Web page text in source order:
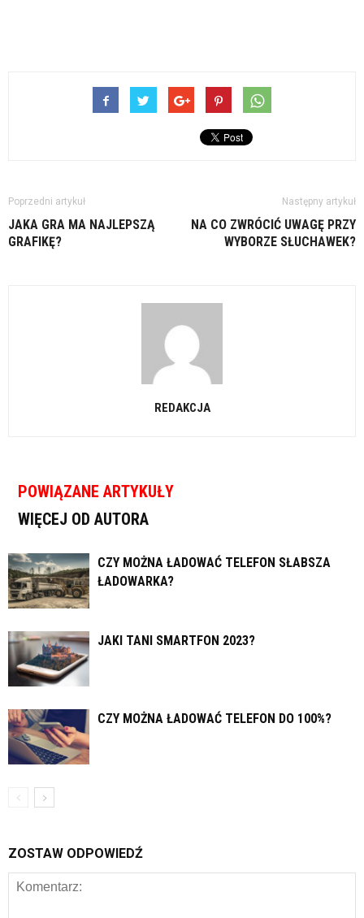
Poprzedni artykuł
JAKA GRA MA NAJLEPSZĄ
GRAFIKĘ?
Następny artykuł
NA CO ZWRÓCIĆ UWAGĘ PRZY
WYBORZE SŁUCHAWEK?
REDAKCJA
POWIĄZANE ARTYKUŁY
WIĘCEJ OD AUTORA
CZY MOŻNA ŁADOWAĆ TELEFON SŁABSZA
ŁADOWARKA?
JAKI TANI SMARTFON 2023?
CZY MOŻNA ŁADOWAĆ TELEFON DO 100%?
ZOSTAW ODPOWIEDŹ